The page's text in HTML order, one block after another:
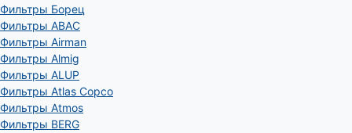
Фильтры Борец
Фильтры ABAC
Фильтры Airman
Фильтры Almig
Фильтры ALUP
Фильтры Atlas Copco
Фильтры Atmos
Фильтры BERG